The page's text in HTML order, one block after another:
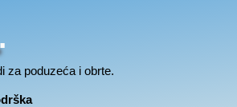
za poduzeća i obrte.